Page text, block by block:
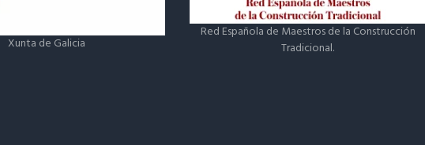
Xunta de Galicia
Red Española de Maestros de la Construcción
Tradicional.